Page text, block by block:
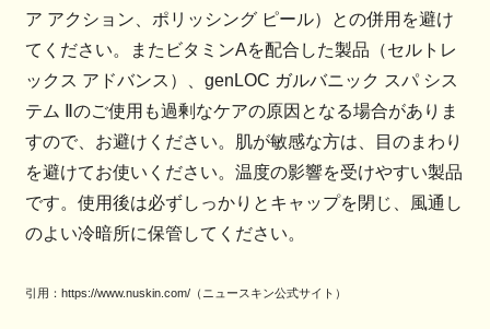
ア アクション、ポリッシング ピール）との併用を避け
てください。またビタミンAを配合した製品（セルトレ
ックス アドバンス）、genLOC ガルバニック スパ シス
テム Ⅱのご使用も過剰なケアの原因となる場合がありま
すので、お避けください。肌が敏感な方は、目のまわり
を避けてお使いください。温度の影響を受けやすい製品
です。使用後は必ずしっかりとキャップを閉じ、風通し
のよい冷暗所に保管してください。
引用：https://www.nuskin.com/（ニュースキン公式サイト）